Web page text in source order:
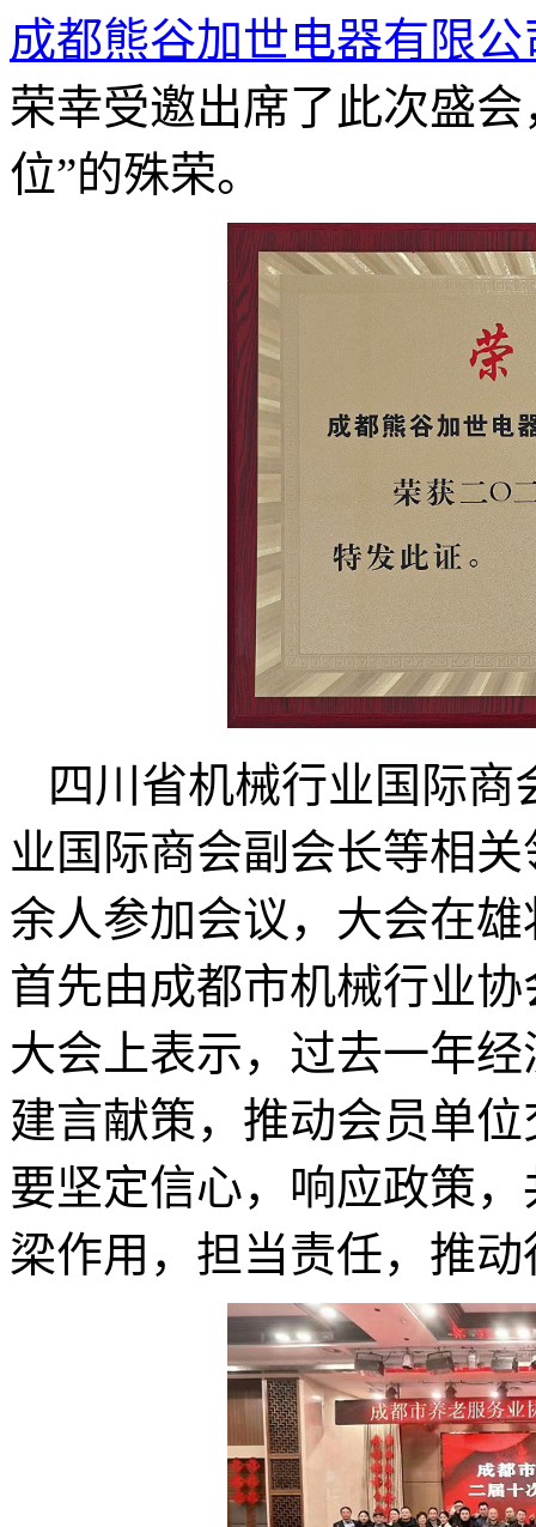
成都熊谷加世电器有限公
荣幸受邀出席了此次盛
位”的殊荣。
四川省机械行业国际
业国际商会副会长等相
余人参加会议，大会在
首先由成都市机械行业
大会上表示，过去一年
建言献策，推动会员单
要坚定信心，响应政策
梁作用，担当责任，推